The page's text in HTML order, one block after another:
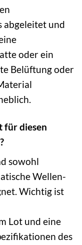
abgeleitet und
oder ein
Belüftung oder
für diesen
sowohl
Wellen-
Wichtig ist
Lot und eine
des